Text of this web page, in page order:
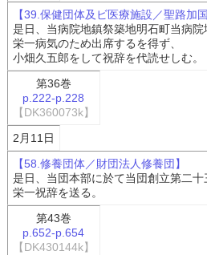
【39.保健団体及ビ医療施設／聖路加
是日、当病院地鎮祭築地明石町当病院
栄一病気のため出席するを得ず、
小畑久五郎をして祝辞を代読せしむ。
第36巻
p.222-p.228
【DK360073k】
2月11日
【58.修養団体／財団法人修養団】
是日、当団本部に於て当団創立第二十
栄一祝辞を送る。
第43巻
p.652-p.654
【DK430144k】